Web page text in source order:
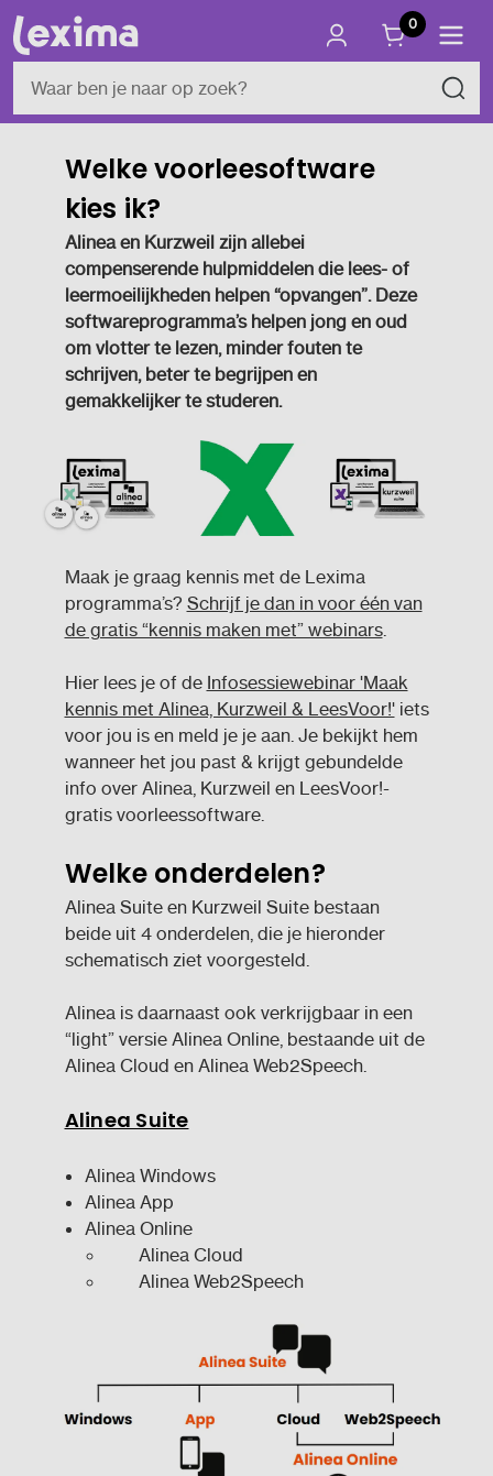
0
Welke voorleesoftware
kies ik?
Alinea en Kurzweil zijn allebei
compenserende hulpmiddelen die lees- of
leermoeilijkheden helpen “opvangen”. Deze
softwareprogramma’s helpen jong en oud
om vlotter te lezen, minder fouten te
schrijven, beter te begrijpen en
gemakkelijker te studeren.
Maak je graag kennis met de Lexima
programma’s? Schrijf je dan in voor één van
de gratis “kennis maken met” webinars.
Hier lees je of de Infosessiewebinar 'Maak
kennis met Alinea, Kurzweil & LeesVoor!'iets
voor jou is en meld je je aan. Je bekijkt hem
wanneer het jou past & krijgt gebundelde
info over Alinea, Kurzweil en LeesVoor!-
gratis voorleessoftware.
Welke onderdelen?
Alinea Suite en Kurzweil Suite bestaan
beide uit 4 onderdelen, die je hieronder
schematisch ziet voorgesteld.
Alinea is daarnaast ook verkrijgbaar in een
“light” versie Alinea Online, bestaande uit de
Alinea Cloud en Alinea Web2Speech.
Alinea Suite
Alinea Windows
Alinea App
Alinea Online
Alinea Cloud
Alinea Web2Speech